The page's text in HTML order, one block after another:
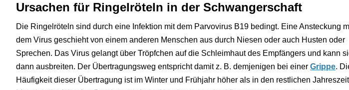
Ursachen für Ringelröteln in der Schwangerschaft
Die Ringelröteln sind durch eine Infektion mit dem Parvovirus B19 bedingt. Eine Ansteckung
dem Virus geschieht von einem anderen Menschen aus durch Niesen oder auch Husten oder
Sprechen. Das Virus gelangt über Tröpfchen auf die Schleimhaut des Empfängers und kann
dann ausbreiten. Der Übertragungsweg entspricht damit z. B. demjenigen bei einer Grippe.
Häufigkeit dieser Übertragung ist im Winter und Frühjahr höher als in den restlichen